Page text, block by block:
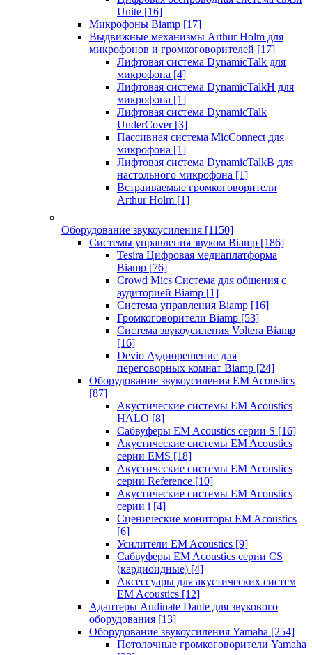
Unite [16]
Микрофоны Biamp [17]
Выдвижные механизмы Arthur Holm для
микрофонов и громкоговорителей [17]
Лифтовая система DynamicTalk для
микрофона [4]
Лифтовая система DynamicTalkH для
микрофона [1]
Лифтовая система DynamicTalk
UnderCover [3]
Пассивная система MicConnect для
микрофона [1]
Лифтовая система DynamicTalkB для
настольного микрофона [1]
Встраиваемые громкоговорители
Arthur Holm [1]
Оборудование звукоусиления [1150]
Системы управления звуком Biamp [186]
Tesira Цифровая медиаплатформа
Biamp [76]
Crowd Mics Система для общения с
аудиторией Biamp [1]
Система управления Biamp [16]
Громкоговорители Biamp [53]
Система звукоусиления Voltera Biamp
[16]
Devio Аудиорешение для
переговорных комнат Biamp [24]
Оборудование звукоусиления EM Acoustics
[87]
Акустические системы EM Acoustics
HALO [8]
Сабвуферы EM Acoustics серии S [16]
Акустические системы EM Acoustics
серии EMS [18]
Акустические системы EM Acoustics
серии Reference [10]
Акустические системы EM Acoustics
серии i [4]
Сценические мониторы EM Acoustics
[6]
Усилители EM Acoustics [9]
Сабвуферы EM Acoustics серии CS
(кардиоидные) [4]
Аксессуары для акустических систем
EM Acoustics [12]
Адаптеры Audinate Dante для звукового
оборудования [13]
Оборудование звукоусиления Yamaha [254]
Потолочные громкоговорители Yamaha